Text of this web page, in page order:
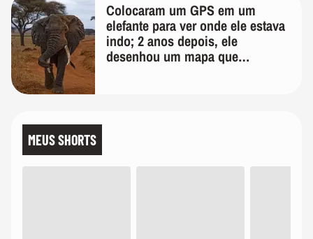
Colocaram um GPS em um
elefante para ver onde ele estava
indo; 2 anos depois, ele
desenhou um mapa que
MEUS SHORTS